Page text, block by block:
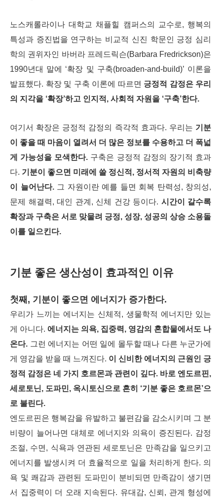
노스캐롤라이나 대학교 채플힐 캠퍼스의 교수로, 행복의
특성과 증진법을 연구하는 비교적 신진 학문인 긍정 심리
학의 권위자인 바버라 프레드릭슨(Barbara Fredrickson)은
1990년대 말에 ‘확장 및 구축(broaden-and-build)’ 이론을
발표했다. 확장 및 구축 이론에 따르면 긍정적 감정은 우리
의 지각을 ‘확장’하고 인지적, 사회적 자원을 ‘구축’한다.
여기서 확장은 긍정적 감정의 즉각적 효과다. 우리는 기분
이 좋을 때 마음이 열려서 더 많은 정보를 수용하고 더 폭넓
게 가능성을 모색한다. 구축은 긍정적 감정의 장기적 효과
다. 기분이 좋으면 미래에 쓸 정신적, 정서적 자원의 비축량
이 늘어난다.그 자원이란 예를 들면 회복 탄력성, 창의성,
문제 해결력, 대인 관계, 신체 건강 등이다. 시간이 갈수록
확장과 구축은 서로 맞물려 긍정, 성장, 성공의 상승 소용돌
이를 일으킨다.
기분 좋은 생산성이 효과적인 이유
첫째, 기분이 좋으면 에너지가 증가한다.
우리가 느끼는 에너지는 신체적, 생물학적 에너지만 있는
게 아니다. 에너지는 의욕, 집중력, 영감의 혼합물에서도 나
온다. 그런 에너지는 어떤 일에 몰두할 때나 다른 누군가에
게 영감을 받을 때 느껴진다. 이 신비한 에너지의 근원인 긍
정적 감정은 네 가지 호르몬과 관련이 깊다. 바로 엔도르핀,
세로토닌, 도파민, 옥시토신으로 흔히 ‘기분 좋은 호르몬’으
로 불린다.
엔도르핀은 행복감을 유발하고 불편감을 감소시키며 그 분
비량이 늘어나면 대체로 에너지와 의욕이 증진된다. 감정
조절, 수면, 식욕과 연관된세로토닌은 만족감을 일으키고
에너지를 발생시켜 더 효율적으로 일을 처리하게 한다. 의
욕 및 쾌감과 관련된 도파민이 분비되면 만족감이 생기면
서 집중력이 더 오래 지속된다. 유대감, 신뢰, 관계 형성에